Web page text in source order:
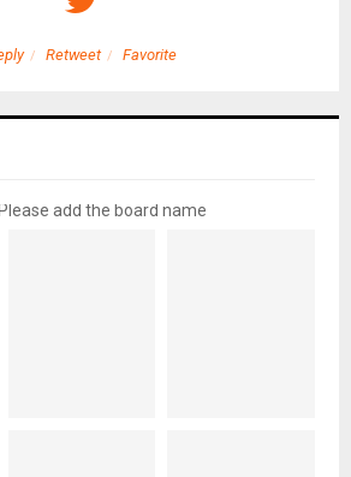
Retweet Favorite
add the board name